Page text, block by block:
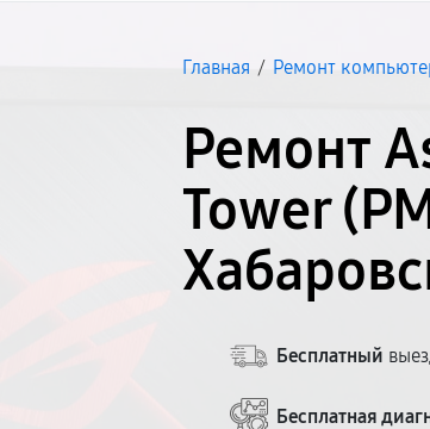
Главная / Ремонт
Ремонт
Tower
Бесплатный
Бесплатная